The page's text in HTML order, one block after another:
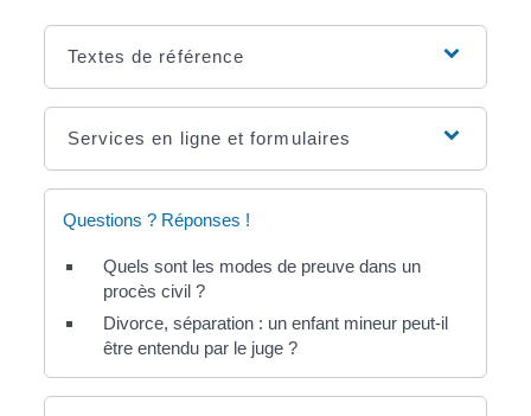
Textes de référence
Services en ligne et formulaires
Questions ? Réponses !
Quels sont les modes de preuve dans un
procès civil ?
Divorce, séparation : un enfant mineur peut-il
être entendu par le juge ?